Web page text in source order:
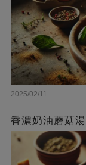
2025/02/11
香濃奶油蘑菇